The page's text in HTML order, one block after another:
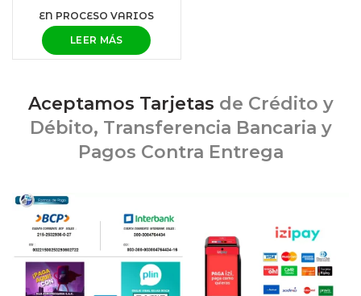
EN PROCESO VARIOS
LEER MÁS
Aceptamos Tarjetas de Crédito y
Débito, Transferencia Bancaria y
Pagos Contra Entrega